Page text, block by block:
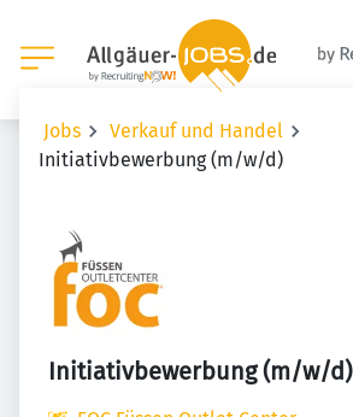
Jobs
Verkauf und Handel
Initiativbewerbung (m/w/d)
Initiativbewerbung (m/w/d)